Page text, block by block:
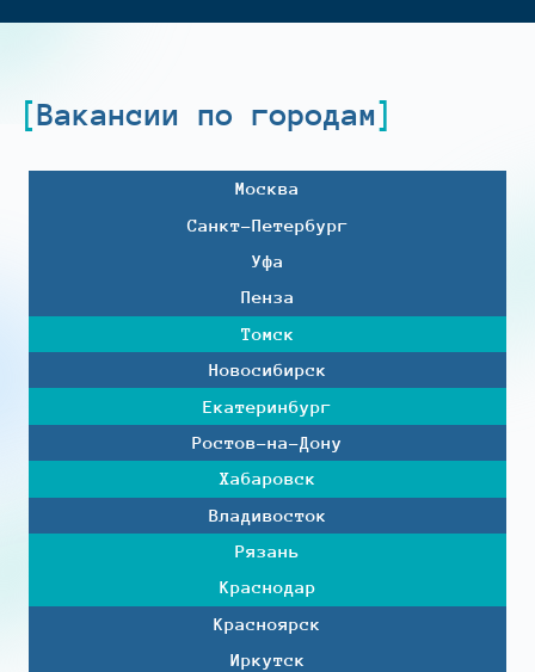
Вакансии по городам
Москва
Санкт-Петербург
Уфа
Пенза
Томск
Новосибирск
Екатеринбург
Ростов-на-Дону
Хабаровск
Владивосток
Рязань
Краснодар
Красноярск
Иркутск